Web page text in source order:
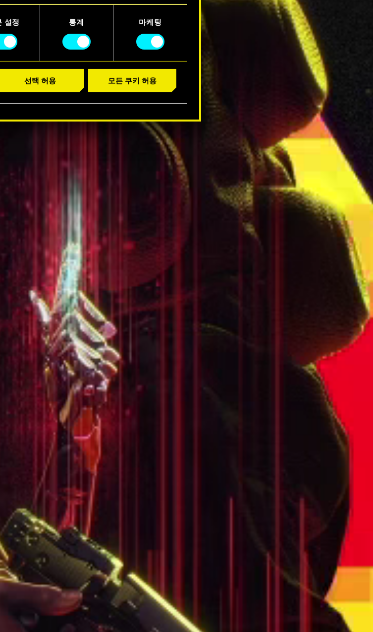
나 관련 설정은 아래의 "Settings" 메뉴에서 확인할
설정 통계 마케팅
선택 허용 모든 쿠키 허용